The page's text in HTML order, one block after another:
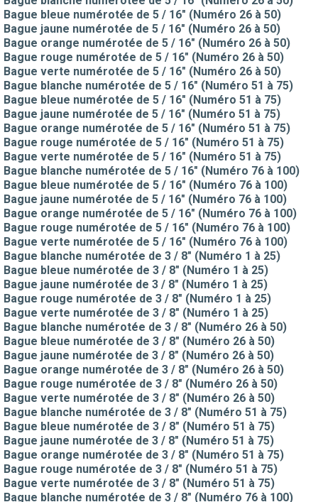
Bague bleue numérotée de 5 / 16" (Numéro 26 à 50)
Bague jaune numérotée de 5 / 16" (Numéro 26 à 50)
Bague orange numérotée de 5 / 16" (Numéro 26 à 50)
Bague rouge numérotée de 5 / 16" (Numéro 26 à 50)
Bague verte numérotée de 5 / 16" (Numéro 26 à 50)
Bague blanche numérotée de 5 / 16" (Numéro 51 à 75)
Bague bleue numérotée de 5 / 16" (Numéro 51 à 75)
Bague jaune numérotée de 5 / 16" (Numéro 51 à 75)
Bague orange numérotée de 5 / 16" (Numéro 51 à 75)
Bague rouge numérotée de 5 / 16" (Numéro 51 à 75)
Bague verte numérotée de 5 / 16" (Numéro 51 à 75)
Bague blanche numérotée de 5 / 16" (Numéro 76 à 100)
Bague bleue numérotée de 5 / 16" (Numéro 76 à 100)
Bague jaune numérotée de 5 / 16" (Numéro 76 à 100)
Bague orange numérotée de 5 / 16" (Numéro 76 à 100)
Bague rouge numérotée de 5 / 16" (Numéro 76 à 100)
Bague verte numérotée de 5 / 16" (Numéro 76 à 100)
Bague blanche numérotée de 3 / 8" (Numéro 1 à 25)
Bague bleue numérotée de 3 / 8" (Numéro 1 à 25)
Bague jaune numérotée de 3 / 8" (Numéro 1 à 25)
Bague rouge numérotée de 3 / 8" (Numéro 1 à 25)
Bague verte numérotée de 3 / 8" (Numéro 1 à 25)
Bague blanche numérotée de 3 / 8" (Numéro 26 à 50)
Bague bleue numérotée de 3 / 8" (Numéro 26 à 50)
Bague jaune numérotée de 3 / 8" (Numéro 26 à 50)
Bague orange numérotée de 3 / 8" (Numéro 26 à 50)
Bague rouge numérotée de 3 / 8" (Numéro 26 à 50)
Bague verte numérotée de 3 / 8" (Numéro 26 à 50)
Bague blanche numérotée de 3 / 8" (Numéro 51 à 75)
Bague bleue numérotée de 3 / 8" (Numéro 51 à 75)
Bague jaune numérotée de 3 / 8" (Numéro 51 à 75)
Bague orange numérotée de 3 / 8" (Numéro 51 à 75)
Bague rouge numérotée de 3 / 8" (Numéro 51 à 75)
Bague verte numérotée de 3 / 8" (Numéro 51 à 75)
Bague blanche numérotée de 3 / 8" (Numéro 76 à 100)